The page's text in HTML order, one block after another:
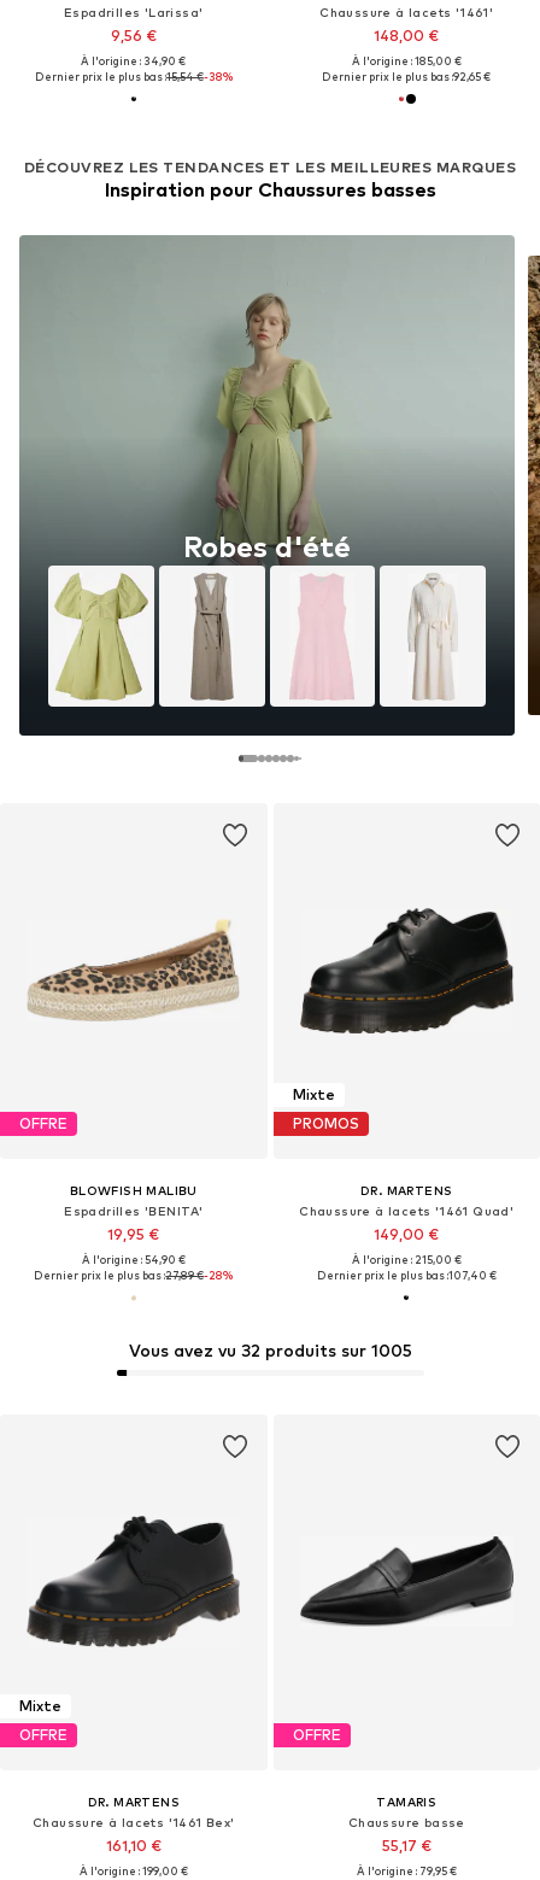
Espadrilles 'Larissa'
9,56 €
À l'origine : 34,90 €
Dernier prix le plus bas :15,54 €-38%
Chaussure à lacets '1461'
148,00 €
À l'origine : 185,00 €
Dernier prix le plus bas :92,65 €
DÉCOUVREZ LES TENDANCES ET LES MEILLEURES MARQUES
Inspiration pour Chaussures basses
Robes d'été
OFFRE
BLOWFISH MALIBU
Espadrilles 'BENITA'
19,95 €
À l'origine : 54,90 €
Dernier prix le plus bas :27,89 €-28%
Mixte
PROMOS
DR. MARTENS
Chaussure à lacets '1461 Quad'
149,00 €
À l'origine : 215,00 €
Dernier prix le plus bas :107,40 €
Mixte
OFFRE
DR. MARTENS
Chaussure à lacets '1461 Bex'
161,10 €
À l'origine : 199,00 €
Vous avez vu 32 produits sur 1005
OFFRE
TAMARIS
Chaussure basse
55,17 €
À l'origine : 79,95 €